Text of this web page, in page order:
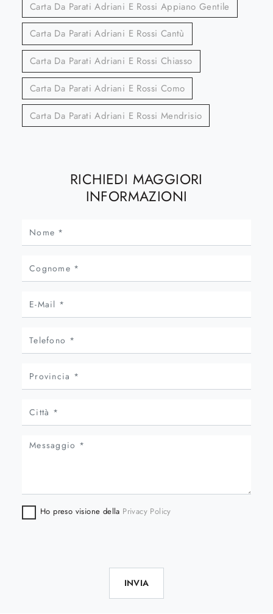
Carta Da Parati Adriani E Rossi Appiano Gentile
Carta Da Parati Adriani E Rossi Cantù
Carta Da Parati Adriani E Rossi Chiasso
Carta Da Parati Adriani E Rossi Como
Carta Da Parati Adriani E Rossi Mendrisio
RICHIEDI MAGGIORI
INFORMAZIONI
Ho preso visione della Privacy Policy
INVIA